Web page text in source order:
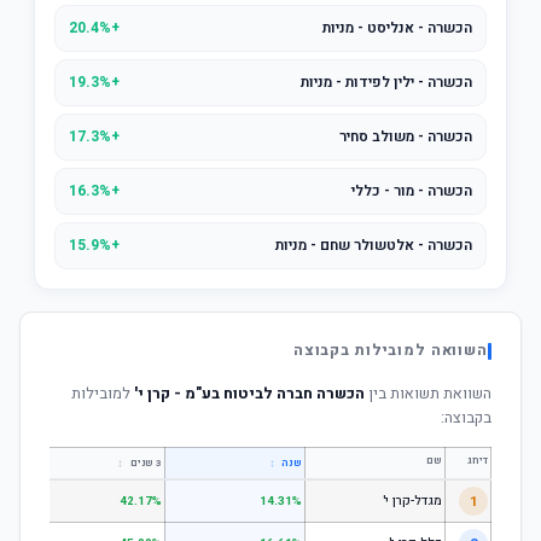
הכשרה - אנליסט - מניות +20.4%
הכשרה - ילין לפידות - מניות +19.3%
הכשרה - משולב סחיר +17.3%
הכשרה - מור - כללי +16.3%
הכשרה - אלטשולר שחם - מניות +15.9%
השוואה למובילות בקבוצה
השוואת תשואות בין הכשרה חברה לביטוח בע"מ - קרן י' למובילות
בקבוצה:
דירוג שם שנה ↕ 3 שנים ↕
1 מגדל-קרן י' 14.31%
42.17%